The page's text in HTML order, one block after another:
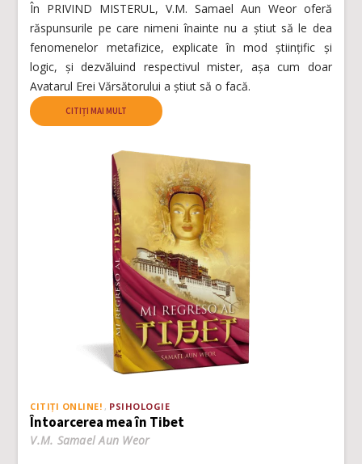
În PRIVIND MISTERUL, V.M. Samael Aun Weor oferă
răspunsurile pe care nimeni înainte nu a știut să le dea
fenomenelor metafizice, explicate în mod științific și
logic, și dezvăluind respectivul mister, așa cum doar
Avatarul Erei Vărsătorului a știut să o facă.
CITIȚI MAI MULT
CITIȚI ONLINE! PSIHOLOGIE
Întoarcerea mea în Tibet
V.M. Samael Aun Weor